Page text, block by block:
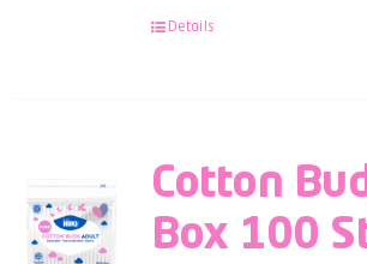
Details
Cotton
Box 100